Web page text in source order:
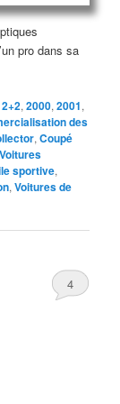
pro dans sa
2+2,2000,2001,
des
,Coupé
Voitures
sportive,
,Voitures de
4